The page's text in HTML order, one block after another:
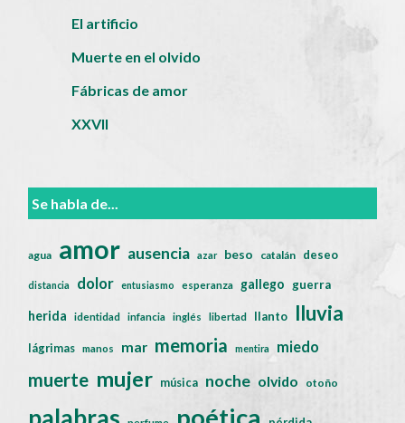
El artificio
Muerte en el olvido
Fábricas de amor
XXVII
Se habla de...
agua amor ausencia azar beso catalán deseo
distancia dolor entusiasmo esperanza gallego guerra
herida identidad infancia inglés libertad llanto lluvia
lágrimas manos mar memoria mentira miedo
muerte mujer música noche olvido otoño